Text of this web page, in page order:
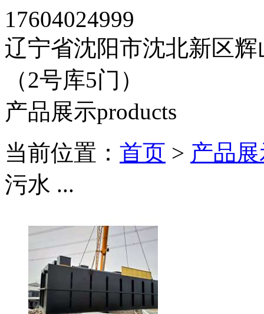
17604024999
辽宁省沈阳市沈北新区
（2号库5门）
产品展示products
当前位置： 首页 > 产品
污水 ...